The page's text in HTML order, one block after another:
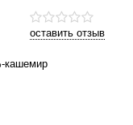
оставить отзыв
кашемир